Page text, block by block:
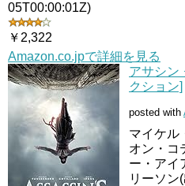
05T00:00:01Z)
￥2,322
Amazon.co.jpで詳細を見る
アサシン
クション]
posted with
マイケル
オン・コ
ー・アイ
リーソン